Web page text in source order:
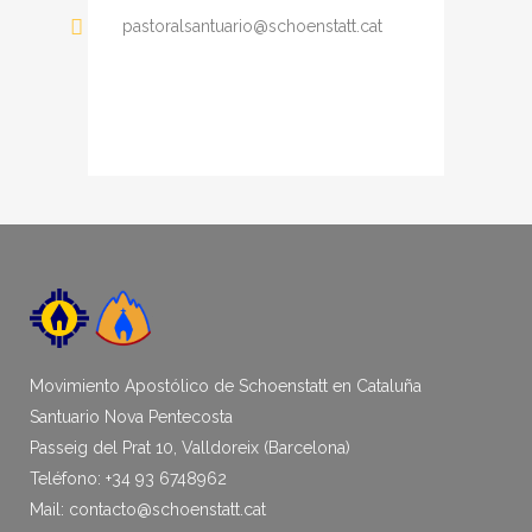
pastoralsantuario@schoenstatt.cat
Movimiento Apostólico de Schoenstatt en Cataluña
Santuario Nova Pentecosta
Passeig del Prat 10, Valldoreix (Barcelona)
Teléfono: +34 93 6748962
Mail: contacto@schoenstatt.cat